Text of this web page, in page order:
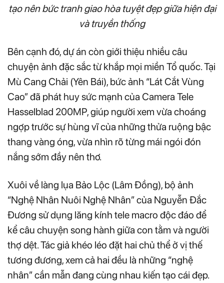
tạo nên bức tranh giao hòa tuyệt đẹp giữa hiện đại
và truyền thống
Bên cạnh đó, dự án còn giới thiệu nhiều câu
chuyện ảnh đặc sắc từ khắp mọi miền Tổ quốc. Tại
Mù Cang Chải (Yên Bái), bức ảnh “Lát Cắt Vùng
Cao” đã phát huy sức mạnh của Camera Tele
Hasselblad 200MP, giúp người xem vừa choáng
ngợp trước sự hùng vĩ của những thửa ruộng bậc
thang vàng óng, vừa nhìn rõ từng mái ngói đón
nắng sớm đầy nên thơ.
Xuôi về làng lụa Bảo Lộc (Lâm Đồng), bộ ảnh
“Nghệ Nhân Nuôi Nghệ Nhân” của Nguyễn Đắc
Đương sử dụng lăng kính tele macro độc đáo để
kể câu chuyện song hành giữa con tằm và người
thợ dệt. Tác giả khéo léo đặt hai chủ thể ở vị thế
tương đương, xem cả hai đều là những “nghệ
nhân” cần mẫn đang cùng nhau kiến tạo cái đẹp.